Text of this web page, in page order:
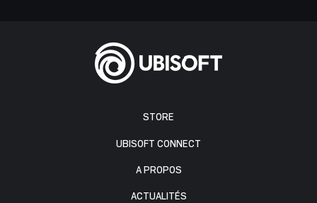
STORE
UBISOFT CONNECT
A PROPOS
ACTUALITÉS